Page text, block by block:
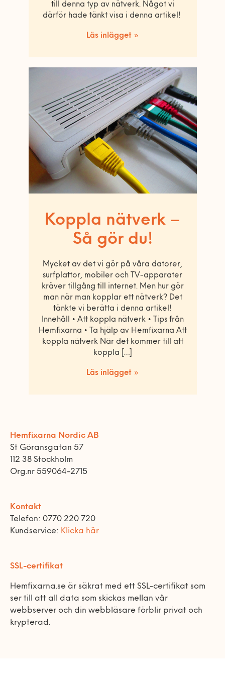
till denna typ av nätverk. Något vi
därför hade tänkt visa i denna artikel!
Läs inlägget »
Koppla nätverk –
Så gör du!
Mycket av det vi gör på våra datorer,
surfplattor, mobiler och TV-apparater
kräver tillgång till internet. Men hur gör
man när man kopplar ett nätverk? Det
tänkte vi berätta i denna artikel!
Innehåll • Att koppla nätverk • Tips från
Hemfixarna • Ta hjälp av Hemfixarna Att
koppla nätverk När det kommer till att
koppla […]
Läs inlägget »
Hemfixarna Nordic AB
St Göransgatan 57
112 38 Stockholm
Org.nr 559064-2715
Kontakt
Telefon: 0770 220 720
Kundservice: Klicka här
SSL-certifikat
Hemfixarna.se är säkrat med ett SSL-certifikat som
ser till att all data som skickas mellan vår
webbserver och din webbläsare förblir privat och
krypterad.